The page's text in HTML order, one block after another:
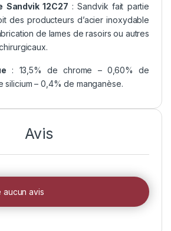
Sandvik 12C27 : Sandvik fait partie
des producteurs d’acier inoxydable
de lames de rasoirs ou autres
: 13,5% de chrome – 0,60% de
silicium – 0,4% de manganèse.
Avis
aucun avis